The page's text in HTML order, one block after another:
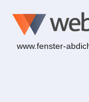
www.fenster-